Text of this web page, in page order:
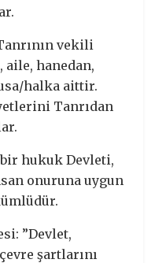
vekili
aile, hanedan,
halka aittir.
Tanrıdan
hukuk Devleti,
onuruna uygun
”Devlet,
şartlarını